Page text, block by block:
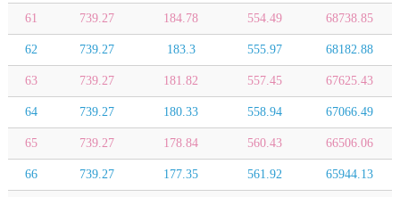
61 739.27 184.78 554.49 68738.85
62 739.27 183.3 555.97 68182.88
63 739.27 181.82 557.45 67625.43
64 739.27 180.33 558.94 67066.49
65 739.27 178.84 560.43 66506.06
66 739.27 177.35 561.92 65944.13